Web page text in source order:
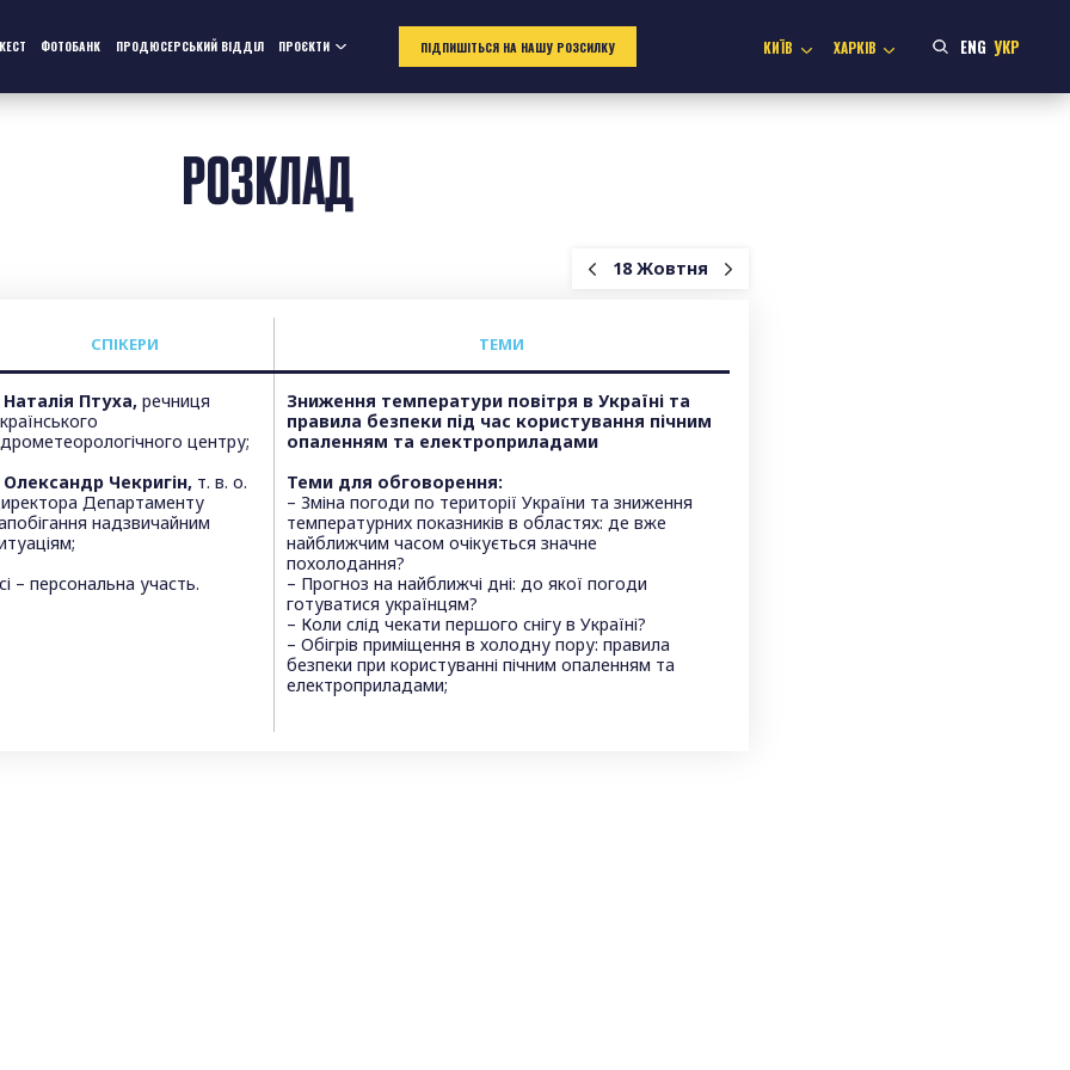
ФОТОБАНК ПРОДЮСЕРСЬКИЙ ВІДДІЛ ПРОЄКТИ ПІДПИШІТЬСЯ НА НАШУ РОЗСИЛКУ КИЇВ ХАРКІВ ENG УКР
РОЗКЛАД
18 Жовтня
СПІКЕРИ TЕМИ
Наталія Птуха,речниця
центру;
Олександр Чекригін, т. в. о.
Департаменту
надзвичайним
– персональна участь.
Зниження температури повітря в Україні та
правила безпеки під час користування пічним
опаленням та електроприладами
Теми для обговорення:
– Зміна погоди по території України та зниження
температурних показників в областях: де вже
найближчим часом очікується значне
похолодання?
– Прогноз на найближчі дні: до якої погоди
готуватися українцям?
– Коли слід чекати першого снігу в Україні?
– Обігрів приміщення в холодну пору: правила
безпеки при користуванні пічним опаленням та
електроприладами;